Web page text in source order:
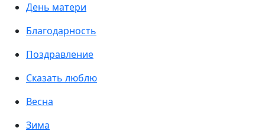
День матери
Благодарность
Поздравление
Сказать люблю
Весна
Зима